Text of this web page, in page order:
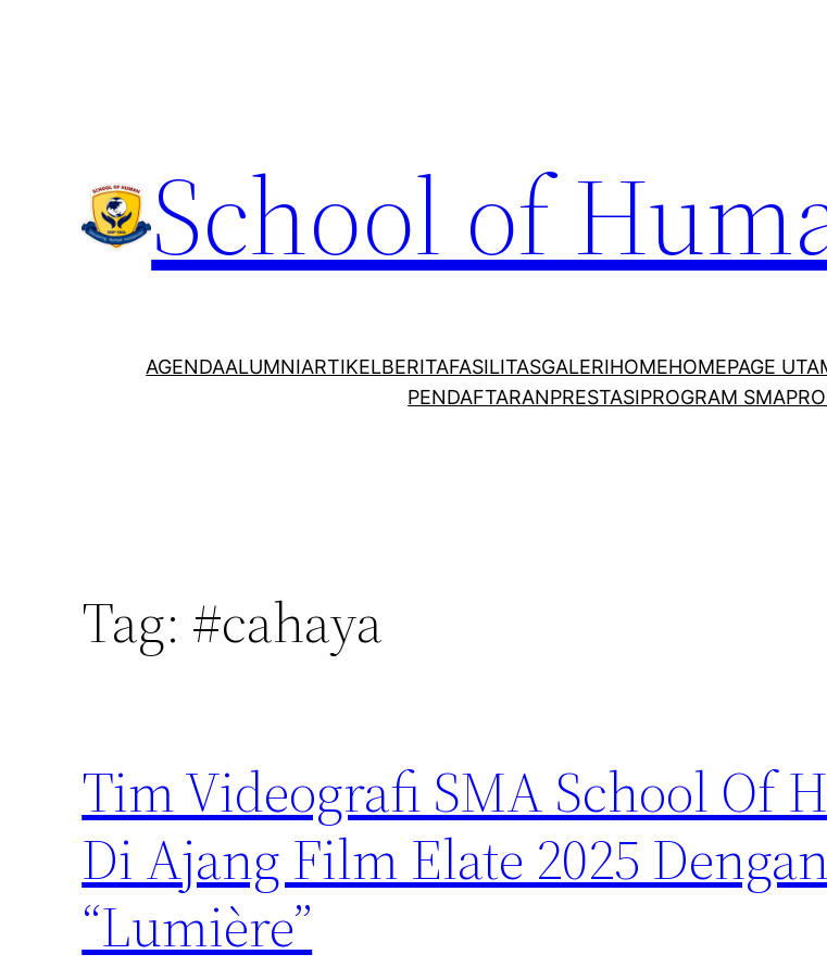
School of
AGENDAALUMNIARTIKELBERITAFASILITASGALERIHOMEHOMEPAGE
PENDAFTARANPRESTASIPROGRAM SMA
Tag: #cahaya
Tim Videografi SMA School Of
Di Ajang Film Elate 2025
“Lumière”